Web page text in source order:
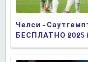
Челси -
БЕСПЛАТНО